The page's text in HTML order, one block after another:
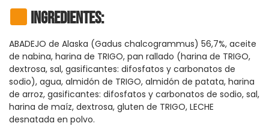
Ingredientes:
ABADEJO de Alaska (Gadus chalcogrammus) 56,7%, aceite
de nabina, harina de TRIGO, pan rallado (harina de TRIGO,
dextrosa, sal, gasificantes: difosfatos y carbonatos de
sodio), agua, almidón de TRIGO, almidón de patata, harina
de arroz, gasificantes: difosfatos y carbonatos de sodio, sal,
harina de maíz, dextrosa, gluten de TRIGO, LECHE
desnatada en polvo.